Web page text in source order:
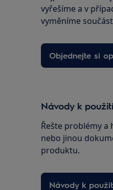
vyřešíme a v
vyměníme
Objednejte si
Návody k
Řešte problémy
nebo jinou
produktu.
Návody k